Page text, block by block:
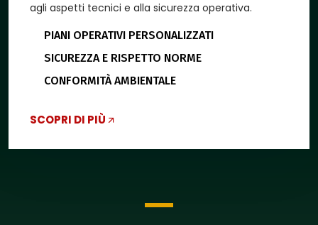
agli aspetti tecnici e alla sicurezza operativa.
PIANI OPERATIVI PERSONALIZZATI
SICUREZZA E RISPETTO NORME
CONFORMITÀ AMBIENTALE
SCOPRI DI PIÙ